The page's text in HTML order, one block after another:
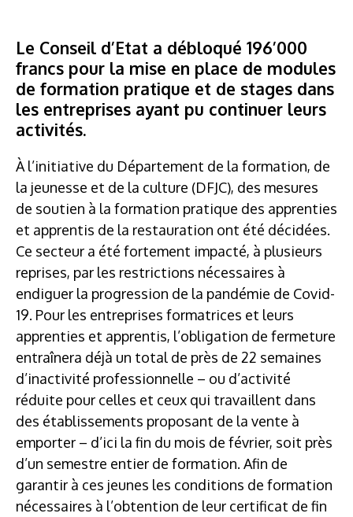
Le Conseil d’Etat a débloqué 196’000
francs pour la mise en place de modules
de formation pratique et de stages dans
les entreprises ayant pu continuer leurs
activités.
À l’initiative du Département de la formation, de
la jeunesse et de la culture (DFJC), des mesures
de soutien à la formation pratique des apprenties
et apprentis de la restauration ont été décidées.
Ce secteur a été fortement impacté, à plusieurs
reprises, par les restrictions nécessaires à
endiguer la progression de la pandémie de Covid-
19. Pour les entreprises formatrices et leurs
apprenties et apprentis, l’obligation de fermeture
entraînera déjà un total de près de 22 semaines
d’inactivité professionnelle – ou d’activité
réduite pour celles et ceux qui travaillent dans
des établissements proposant de la vente à
emporter – d’ici la fin du mois de février, soit près
d’un semestre entier de formation. Afin de
garantir à ces jeunes les conditions de formation
nécessaires à l’obtention de leur certificat de fin